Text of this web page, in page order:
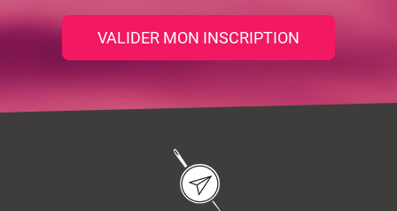
VALIDER MON INSCRIPTION